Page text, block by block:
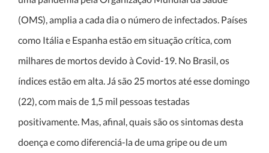
(OMS), amplia a cada dia o número de infectados. Países
como Itália e Espanha estão em situação crítica, com
milhares de mortos devido à Covid-19. No Brasil, os
índices estão em alta. Já são 25 mortos até esse domingo
(22), com mais de 1,5 mil pessoas testadas
positivamente. Mas, afinal, quais são os sintomas desta
doença e como diferenciá-la de uma gripe ou de um